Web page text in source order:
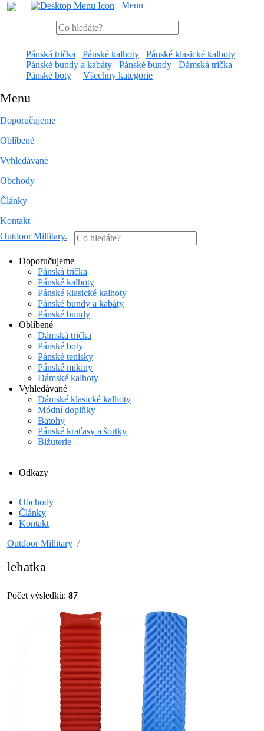
Menu
Pánská trička Pánské kalhoty
Pánské klasické kalhoty
Pánské bundy a kabáty
Pánské bundy
Dámská trička
Pánské boty
Všechny kategorie
Menu
Doporučujeme
Oblíbené
Vyhledávané
Obchody
Články
Kontakt
Outdoor Millitary.
Doporučujeme
Pánská trička
Pánské kalhoty
Pánské klasické kalhoty
Pánské bundy a kabáty
Pánské bundy
Oblíbené
Dámská trička
Pánské boty
Pánské tenisky
Pánské mikiny
Dámské kalhoty
Vyhledávané
Dámské klasické kalhoty
Módní doplňky
Batohy
Pánské kraťasy a šortky
Bižuterie
Odkazy
Obchody
Články
Kontakt
Outdoor Millitary
lehatka
Počet výsledků: 87